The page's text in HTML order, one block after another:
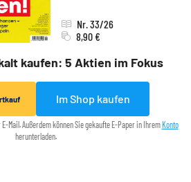
kaufen: 5 Aktien im Fokus
Nr. 33/26
8,90 €
Im Shop kaufen
Mail. Außerdem können Sie gekaufte E-Paper in Ihrem Konto
herunterladen.